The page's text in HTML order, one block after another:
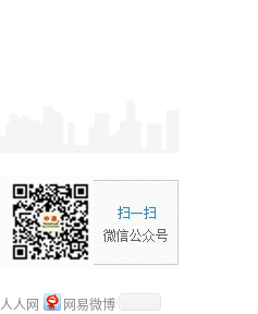
人人网 网易微博